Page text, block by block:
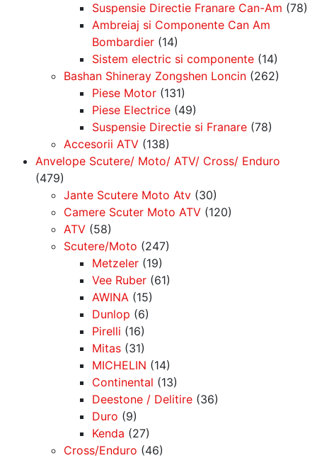
Suspensie Directie Franare Can-Am (78)
Ambreiaj si Componente Can Am
Bombardier (14)
Sistem electric si componente (14)
Bashan Shineray Zongshen Loncin (262)
Piese Motor (131)
Piese Electrice (49)
Suspensie Directie si Franare (78)
Accesorii ATV (138)
Anvelope Scutere/ Moto/ ATV/ Cross/ Enduro
(479)
Jante Scutere Moto Atv (30)
Camere Scuter Moto ATV (120)
ATV (58)
Scutere/Moto (247)
Metzeler (19)
Vee Ruber (61)
AWINA (15)
Dunlop (6)
Pirelli (16)
Mitas (31)
MICHELIN (14)
Continental (13)
Deestone / Delitire (36)
Duro (9)
Kenda (27)
Cross/Enduro (46)